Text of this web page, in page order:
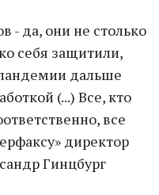
- да, они не столько
себя защитили,
дальше
(...) Все, кто
все
директор
Гинцбург